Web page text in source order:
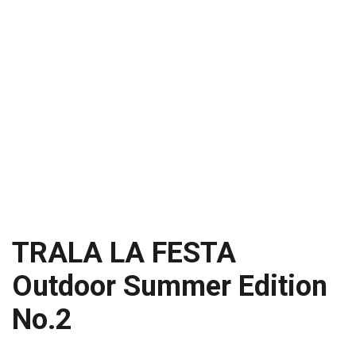
TRALA LA FESTA
Outdoor Summer Edition
No.2